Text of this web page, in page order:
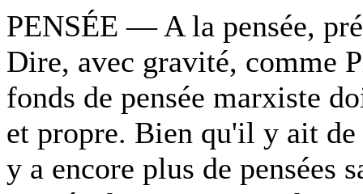
PENSÉE — A la pensée,
Dire, avec gravité, comme
fonds de pensée marxiste
et propre. Bien qu'il y ait de
y a encore plus de pensées